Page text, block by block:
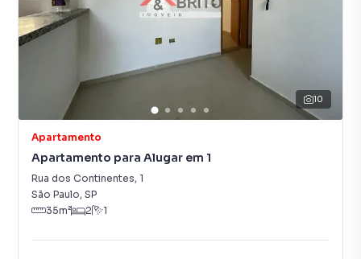
10
Apartamento
Apartamento para Alugar em 1
Rua dos Continentes, 1
São Paulo, SP
35m² 2 1